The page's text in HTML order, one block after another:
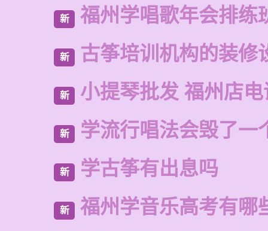
新 福州学唱歌年会排练
新 古筝培训机构的装修
新 小提琴批发 福州店
新 学流行唱法会毁了一
新 学古筝有出息吗
新 福州学音乐高考有哪